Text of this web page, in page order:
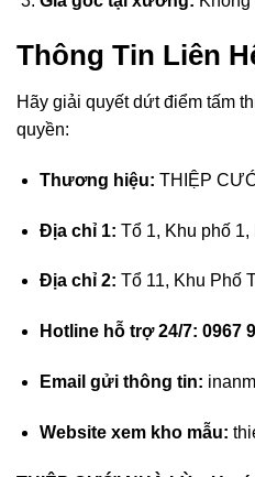
Thông Tin Liên
Hãy giải quyết dứt điểm tấm
quyền:
Thương hiệu: THIỆP
Địa chỉ 1: Tổ 1, Khu phố
Địa chỉ 2: Tổ 11, Khu Phố
Hotline hỗ trợ 24/7: 0967
Email gửi thông tin:
Website xem kho mẫu: